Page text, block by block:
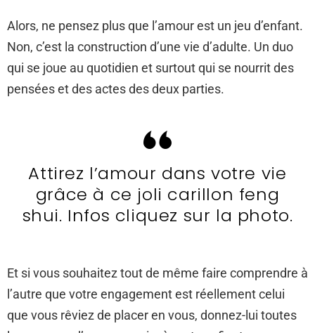
Alors, ne pensez plus que l’amour est un jeu d’enfant.
Non, c’est la construction d’une vie d’adulte. Un duo
qui se joue au quotidien et surtout qui se nourrit des
pensées et des actes des deux parties.
Attirez l’amour dans votre vie
grâce à ce joli carillon feng
shui. Infos cliquez sur la photo.
Et si vous souhaitez tout de même faire comprendre à
l’autre que votre engagement est réellement celui
que vous rêviez de placer en vous, donnez-lui toutes